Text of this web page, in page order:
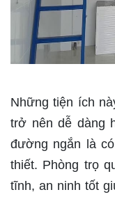
Những tiện ích
trở nên dễ dàng
đường ngắn là
thiết. Phòng trọ
tĩnh, an ninh tốt